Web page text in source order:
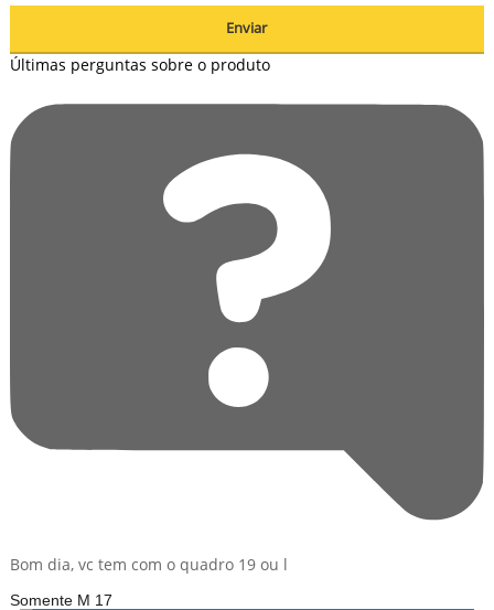
Enviar
Últimas perguntas sobre o produto
Bom dia, vc tem com o quadro 19 ou l
Somente M 17